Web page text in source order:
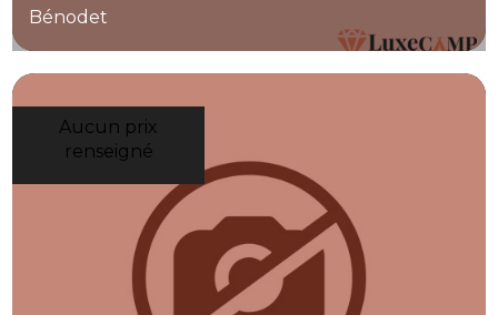
Bénodet
Aucun prix
renseigné